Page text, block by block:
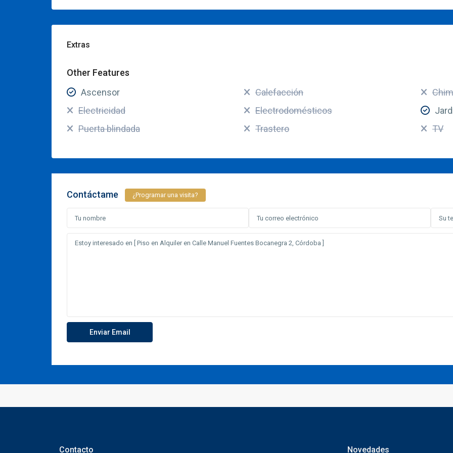
Extras
Other Features
Ascensor
Calefacción
Electricidad
Electrodomésticos
Puerta blindada
Trastero TV
Contáctame ¿Programar una visita?
Contacto Novedades